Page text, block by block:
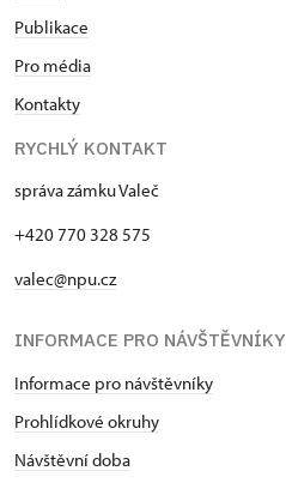
Publikace
Pro média
Kontakty
RYCHLÝ KONTAKT
správa zámku Valeč
+420 770 328 575
valec@npu.cz
INFORMACE PRO NÁVŠTĚVNÍKY
Informace pro návštěvníky
Prohlídkové okruhy
Návštěvní doba